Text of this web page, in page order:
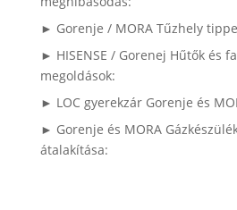
► Gorenje / MORA Tűzhely
► HISENSE / Gorenej Hűtők és
megoldások:
► LOC gyerekzár Gorenje és
► Gorenje és MORA
átalakítása: